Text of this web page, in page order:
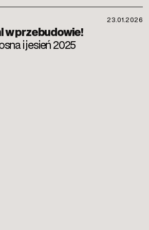
w przebudowie!
i jesień 2025
23.01.2026